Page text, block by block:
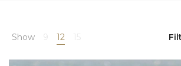
Show 12 15